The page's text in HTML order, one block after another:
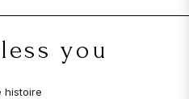
you
histoire